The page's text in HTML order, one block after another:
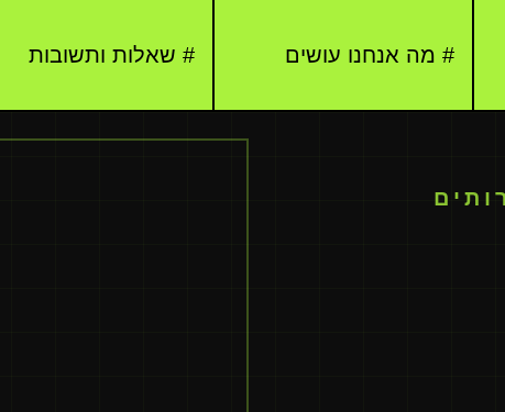
# מה אנחנו עושים # שאלות ותשובות